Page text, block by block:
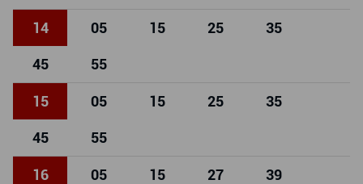
14 05 15 25 35
45 55
15 05 15 25 35
45 55
16 05 15 27 39